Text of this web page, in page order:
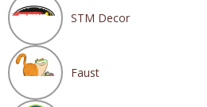
STM Decor
Faust